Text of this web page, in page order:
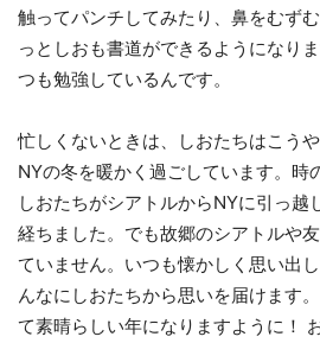
触ってパンチしてみたり、鼻をむず
っとしおも書道ができるようになり
つも勉強しているんです。
忙しくないときは、しおたちはこう
NYの冬を暖かく過ごしています。時
しおたちがシアトルからNYに引っ越
経ちました。でも故郷のシアトルや
ていません。いつも懐かしく思い出
んなにしおたちから思いを届けます
て素晴らしい年になりますように！